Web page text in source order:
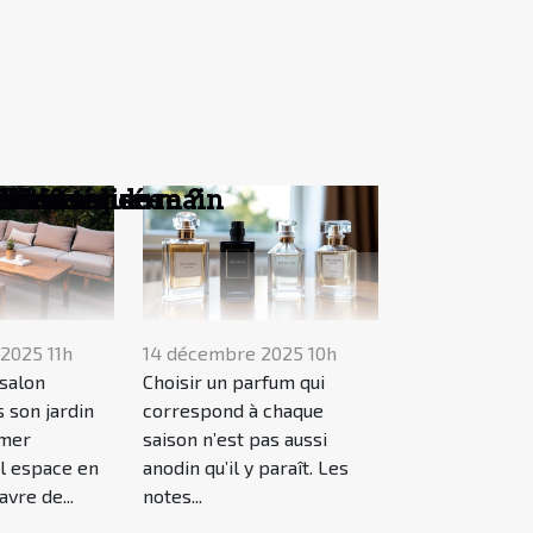
intérieure ?
11h
son jardin
espace en
de...
14 décembre 2025 10h
Choisir un parfum qui
correspond à chaque
saison n’est pas aussi
anodin qu’il y paraît. Les
notes...
bain
? ?
seconde main